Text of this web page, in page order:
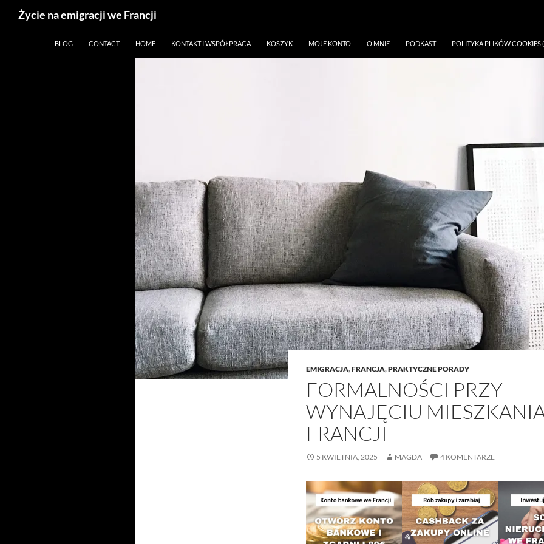
Życie na emigracji we Francji
BLOG CONTACT HOME KONTAKT I WSPÓŁPRACA KOSZYK MOJE KONTO O MNIE PODKAST POLITYKA PLIKÓW COOKIES
EMIGRACJA,FRANCJA,PRAKTYCZNE PORADY
FORMALNOŚCI PRZY
WYNAJĘCIU
FRANCJI
5 KWIETNIA, 2025 MAGDA 4 KOMENTARZE